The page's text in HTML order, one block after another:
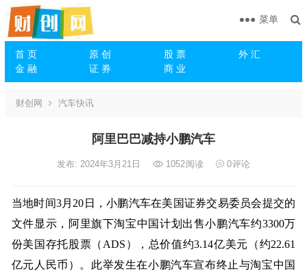
首 页 原 创 股 票
外 汇
金 融
证 券 商 业
菜单
财创网 汽车快讯
阿里巴巴减持小鹏汽车
发布: 2024年3月21日 1052阅读 0评论
当地时间3月20日，小鹏汽车在美国证券交易委员会提交的
文件显示，阿里旗下淘宝中国计划出售小鹏汽车约3300万
份美国存托股票（ADS），总价值约3.14亿美元（约22.61
亿元人民币）。此举发生在小鹏汽车宣布终止与淘宝中国